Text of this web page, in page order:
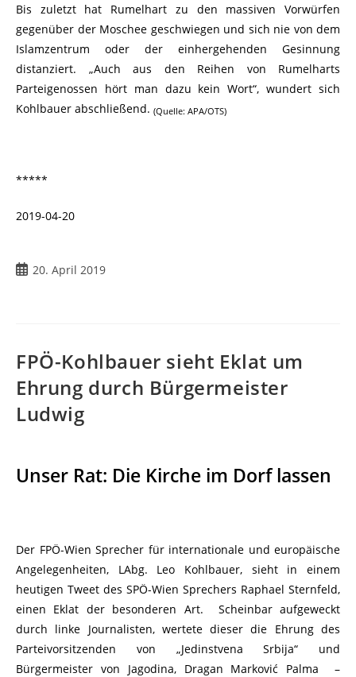
Bis zuletzt hat Rumelhart zu den massiven Vorwürfen
gegenüber der Moschee geschwiegen und sich nie von dem
Islamzentrum oder der einhergehenden Gesinnung
distanziert. „Auch aus den Reihen von Rumelharts
Parteigenossen hört man dazu kein Wort“, wundert sich
Kohlbauer abschließend. (Quelle: APA/OTS)
*****
2019-04-20
20. April 2019
FPÖ-Kohlbauer sieht Eklat um
Ehrung durch Bürgermeister
Ludwig
Unser Rat: Die Kirche im Dorf lassen
Der FPÖ-Wien Sprecher für internationale und europäische
Angelegenheiten, LAbg. Leo Kohlbauer, sieht in einem
heutigen Tweet des SPÖ-Wien Sprechers Raphael Sternfeld,
einen Eklat der besonderen Art. Scheinbar aufgeweckt
durch linke Journalisten, wertete dieser die Ehrung des
Parteivorsitzenden von „Jedinstvena Srbija“ und
Bürgermeister von Jagodina, Dragan Marković Palma –